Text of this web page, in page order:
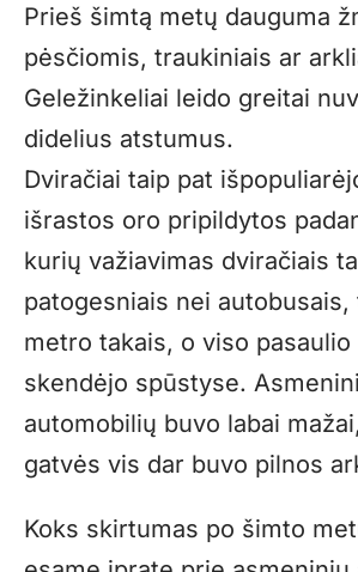
Prieš šimtą metų dauguma
pėsčiomis, traukiniais ar
Geležinkeliai leido greitai
didelius atstumus.
Dviračiai taip pat
išrastos oro pripildytos
kurių važiavimas dviračiais
patogesniais nei
metro takais, o viso pasaulio
skendėjo spūstyse.
automobilių buvo labai
gatvės vis dar buvo pilnos
Koks skirtumas po šimto